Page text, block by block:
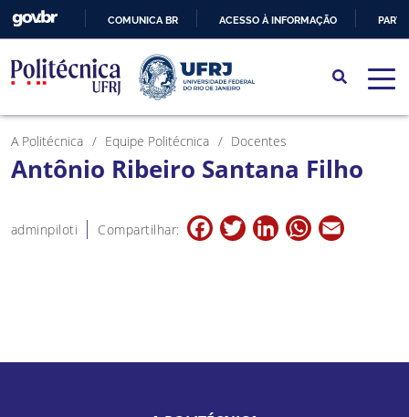
PARA
O
CONTEÚDO
COMUNICA BR ACESSO À INFORMAÇÃO
A Politécnica Equipe Politécnica Docentes
Antônio Ribeiro Santana Filho
adminpiloti Compartilhar: Facebook
TwitterLinkedInWhatsApp
Email